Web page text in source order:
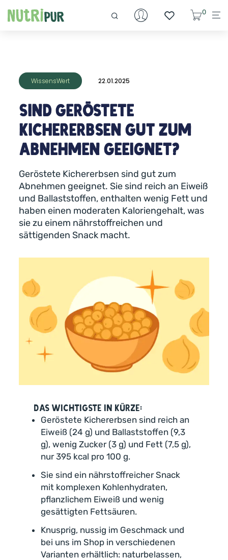
0
WissensWert 22.01.2025
Sind geröstete
Kichererbsen gut zum
Abnehmen geeignet?
Geröstete Kichererbsen sind gut zum
Abnehmen geeignet. Sie sind reich an Eiweiß
und Ballaststoffen, enthalten wenig Fett und
haben einen moderaten Kaloriengehalt, was
sie zu einem nährstoffreichen und
sättigenden Snack macht.
Das Wichtigste in Kürze:
Geröstete Kichererbsen sind reich an
Eiweiß (24 g) und Ballaststoffen (9,3
g), wenig Zucker (3 g) und Fett (7,5 g),
nur 395 kcal pro 100 g.
Sie sind ein nährstoffreicher Snack
mit komplexen Kohlenhydraten,
pflanzlichem Eiweiß und wenig
gesättigten Fettsäuren.
Knusprig, nussig im Geschmack und
bei uns im Shop in verschiedenen
Varianten erhältlich: naturbelassen,